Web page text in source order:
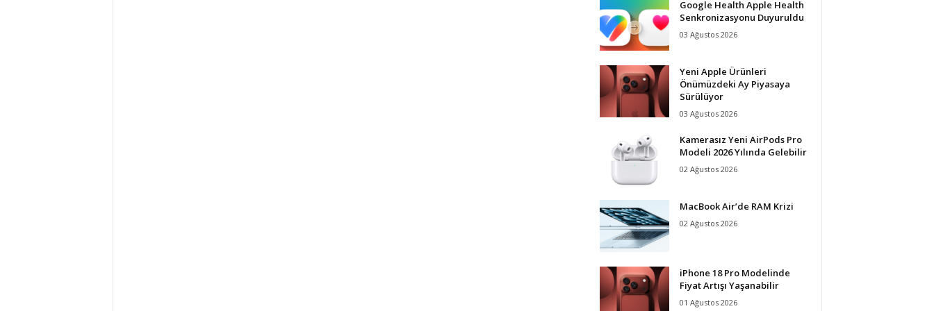
Google Health Apple Health
Senkronizasyonu Duyuruldu
03 Ağustos 2026
Yeni Apple Ürünleri
Önümüzdeki Ay Piyasaya
Sürülüyor
03 Ağustos 2026
Kamerasız Yeni AirPods Pro
Modeli 2026 Yılında Gelebilir
02 Ağustos 2026
MacBook Air’de RAM Krizi
02 Ağustos 2026
iPhone 18 Pro Modelinde
Fiyat Artışı Yaşanabilir
01 Ağustos 2026